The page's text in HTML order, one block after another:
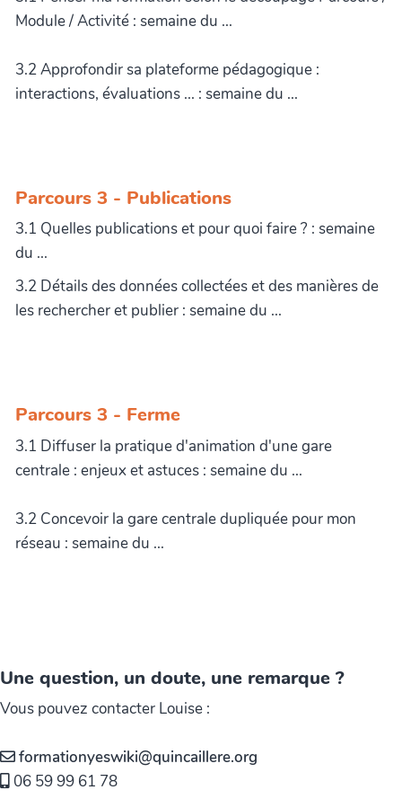
Module / Activité : semaine du ...
3.2 Approfondir sa plateforme pédagogique :
interactions, évaluations ... : semaine du ...
Parcours 3 - Publications
3.1 Quelles publications et pour quoi faire ? : semaine
du ...
3.2 Détails des données collectées et des manières de
les rechercher et publier : semaine du ...
Parcours 3 - Ferme
3.1 Diffuser la pratique d'animation d'une gare
centrale : enjeux et astuces : semaine du ...
3.2 Concevoir la gare centrale dupliquée pour mon
réseau : semaine du ...
Une question, un doute, une remarque ?
Vous pouvez contacter Louise :
formationyeswiki@quincaillere.org
06 59 99 61 78